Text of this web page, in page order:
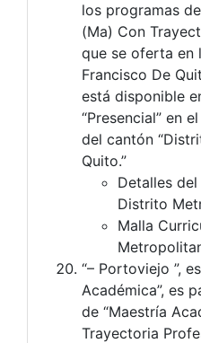
los programas
(Ma) Con
que se oferta en
Francisco De
está disponible
“Presencial” en
del cantón
Quito.”
Detalles del
Distrito
Malla
“– Portoviejo ”,
Académica”, es
de “Maestría
Trayectoria